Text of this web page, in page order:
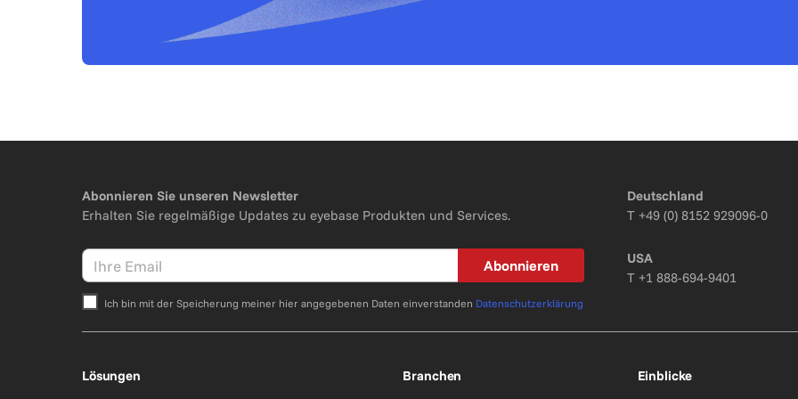
Abonnieren Sie unseren Newsletter
Erhalten Sie regelmäßige Updates zu eyebase Produkten und Services.
Abonnieren
Ich bin mit der Speicherung meiner hier angegebenen Daten einverstanden Datenschutzerklärung
Bitte nicht ausfüllen.
Deutschland
T +49 (0) 8152 929096-0
USA
T +1 888-694-9401
Lösungen
Branchen
Einblicke